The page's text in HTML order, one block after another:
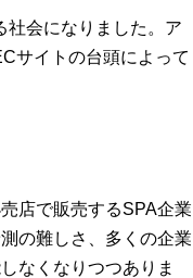
社会になりました。ア
サイトの台頭によって
店で販売するSPA企業
の難しさ、多くの企業
なくなりつつありま